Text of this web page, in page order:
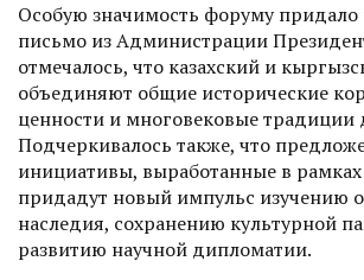
Особую значимость форуму придало
письмо из Администрации
отмечалось, что казахский и
объединяют общие историчес­кие
ценности и многовековые традиции
Подчеркивалось также, что
инициативы, выработанные в
придадут новый импульс изучению
наследия, сохранению культурной
развитию научной дипломатии.